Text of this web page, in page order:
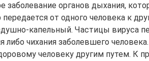
заболевание органов дыхания,
передается от одного человека к
капельный. Частицы вируса
либо чихания заболевшего
человеку другим путем. К